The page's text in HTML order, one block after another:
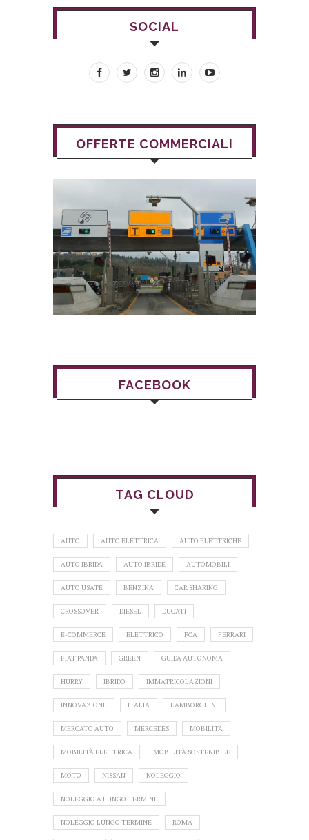
SOCIAL
OFFERTE COMMERCIALI
FACEBOOK
TAG CLOUD
AUTO AUTO ELETTRICA AUTO ELETTRICHE
AUTO IBRIDA AUTO IBRIDE AUTOMOBILI
AUTO USATE BENZINA CAR SHARING
CROSSOVER DIESEL DUCATI
E-COMMERCE ELETTRICO FCA FERRARI
FIAT PANDA GREEN GUIDA AUTONOMA
HURRY IBRIDO IMMATRICOLAZIONI
INNOVAZIONE ITALIA LAMBORGHINI
MERCATO AUTO MERCEDES MOBILITÀ
MOBILITÀ ELETTRICA MOBILITÀ SOSTENIBILE
MOTO NISSAN NOLEGGIO
NOLEGGIO A LUNGO TERMINE
NOLEGGIO LUNGO TERMINE ROMA